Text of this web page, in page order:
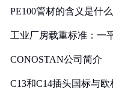
PE100管材的含义是什么
工业厂房载重标准：一
CONOSTAN公司简介
C13和C14插头国标与